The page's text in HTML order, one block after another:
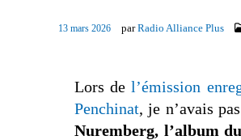
13 mars 2026 parRadio Alliance Plus
Lors del’émission
Penchinat, je n’avais
Nuremberg, l’album